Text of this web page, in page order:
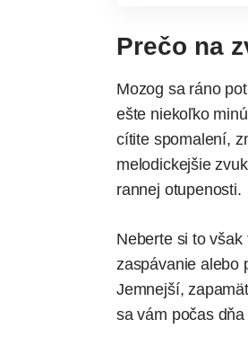
Prečo na
Mozog sa ráno
ešte niekoľko
cítite spomalení,
melodickejšie
rannej otupenosti.
Neberte si to
zaspávanie alebo
Jemnejší,
sa vám počas dňa